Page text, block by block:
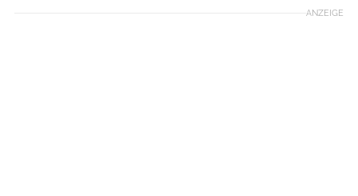
ANZEIGE